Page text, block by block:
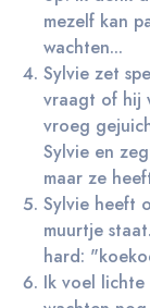
mezelf kan
wachten...
Sylvie zet
vraagt of hij
vroeg
Sylvie en
maar ze
Sylvie heeft
muurtje
hard:
Ik voel